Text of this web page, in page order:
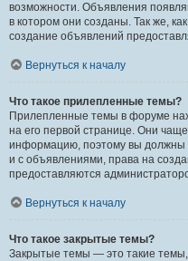
возможности. Объявления
в котором они созданы. Так же,
создание объявлений
Вернуться к началу
Что такое прилепленные темы?
Прилепленные темы в форуме
на его первой странице. Они
информацию, поэтому вы должны
и с объявлениями, права на
предоставляются
Вернуться к началу
Что такое закрытые темы?
Закрытые темы — это такие